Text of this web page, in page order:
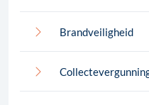
Brandveiligheid